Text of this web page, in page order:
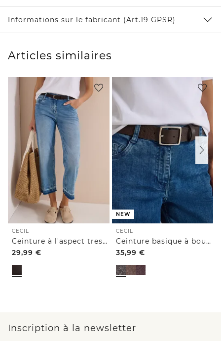
Informations sur le fabricant (Art.19 GPSR)
Articles similaires
CECIL
Ceinture à l'aspect tressé
29,99 €
NEW
CECIL
Ceinture basique à boucle carrée
35,99 €
Inscription à la newsletter